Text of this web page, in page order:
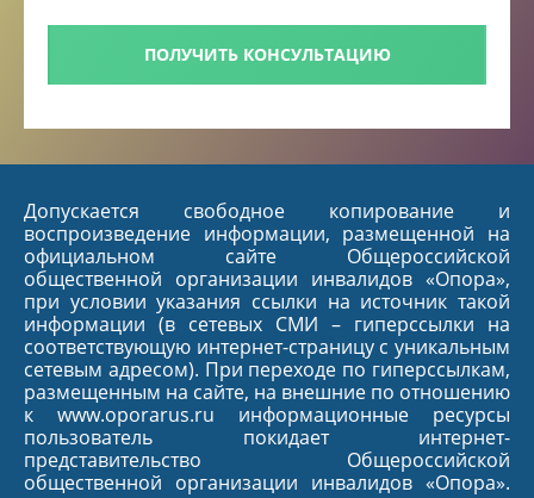
ПОЛУЧИТЬ КОНСУЛЬТАЦИЮ
Допускается свободное копирование и
воспроизведение информации, размещенной на
официальном сайте Общероссийской
общественной организации инвалидов «Опора»,
при условии указания ссылки на источник такой
информации (в сетевых СМИ – гиперссылки на
соответствующую интернет-страницу с уникальным
сетевым адресом). При переходе по гиперссылкам,
размещенным на сайте, на внешние по отношению
к www.oporarus.ru информационные ресурсы
пользователь покидает интернет-
представительство Общероссийской
общественной организации инвалидов «Опора».